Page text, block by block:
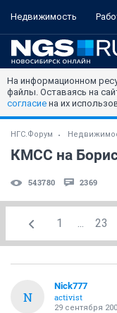
Недвижимость
На информационном
файлы. Оставаясь на
согласие на их
НГС.Форум
КМСС на
543780 2369
1 ... 23
N
Nick777
activist
29 сентября